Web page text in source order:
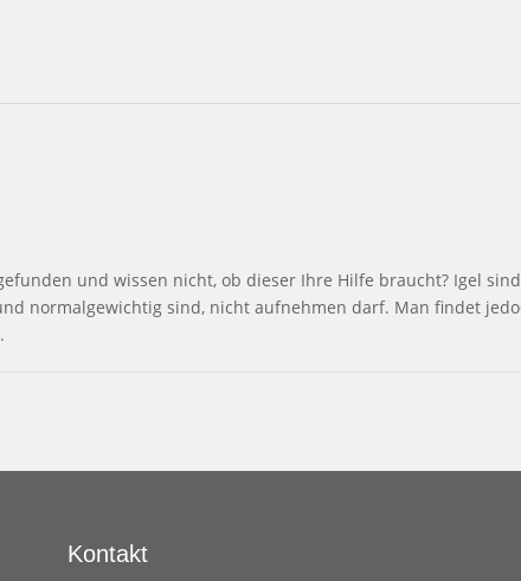
und wissen nicht, ob dieser Ihre Hilfe braucht? Igel sind
normalgewichtig sind, nicht aufnehmen darf. Man findet
Kontakt